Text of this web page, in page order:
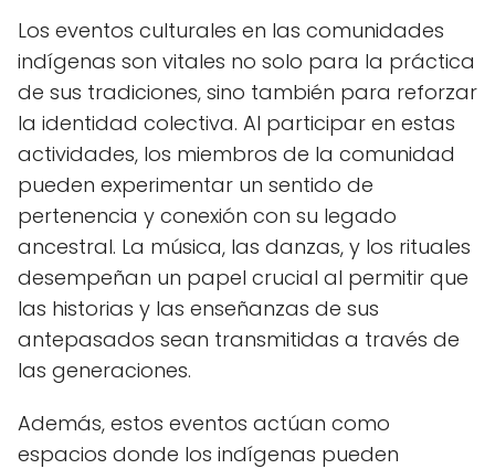
Los eventos culturales en las comunidades
indígenas son vitales no solo para la práctica
de sus tradiciones, sino también para reforzar
la identidad colectiva. Al participar en estas
actividades, los miembros de la comunidad
pueden experimentar un sentido de
pertenencia y conexión con su legado
ancestral. La música, las danzas, y los rituales
desempeñan un papel crucial al permitir que
las historias y las enseñanzas de sus
antepasados sean transmitidas a través de
las generaciones.
Además, estos eventos actúan como
espacios donde los indígenas pueden